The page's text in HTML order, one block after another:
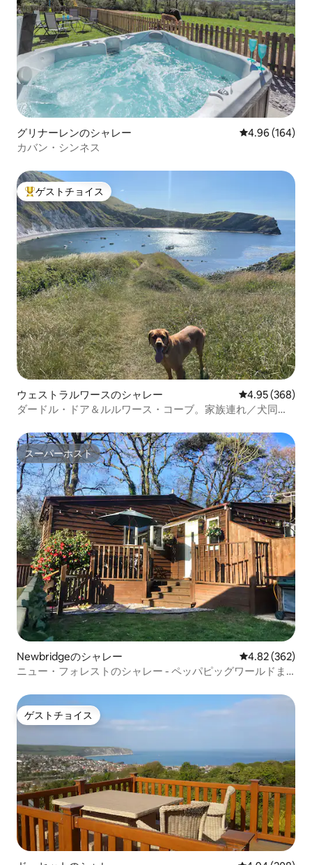
グリナーレンのシャレー レビュー164
4.96 (164)
カバン・シンネス
大好評のゲストチョイスです。
ゲストチョイス
ウェストラルワースのシャレー レビュー368
4.95 (368)
ダードル・ドア＆ルルワース・コーブ。家族連れ／犬同伴
スーパーホスト
スーパーホスト
Newbridgeのシャレー レビュー362
4.82 (362)
ニュー・フォレストのシャレー - ペッパピッグワールドま
ゲストチョイス
ゲストチョイス